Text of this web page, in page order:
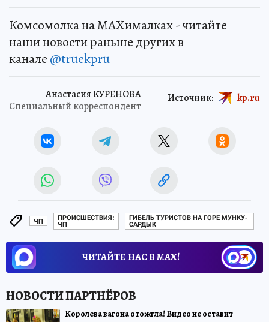
Комсомолка на MAXималках - читайте
наши новости раньше других в
канале @truekpru
Анастасия КУРЕНОВА
Специальный корреспондент
Источник: kp.ru
ЧП
ПРОИСШЕСТВИЯ:
ЧП
ГИБЕЛЬ ТУРИСТОВ НА ГОРЕ МУНКУ-
САРДЫК
ЧИТАЙТЕ НАС В МАХ!
Королева вагона отожгла! Видео не оставит